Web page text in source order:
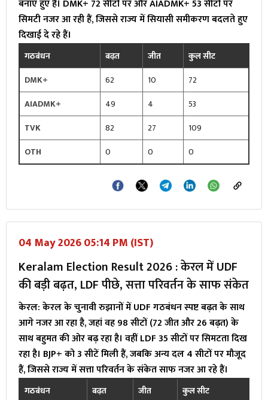
बनाए हुए है। DMK+ 72 सीटों पर और AIADMK+ 53 सीटों पर
सिमटी नजर आ रही हैं, जिससे राज्य में सियासी समीकरण बदलते हुए
दिखाई दे रहे हैं।
गठबंधन बढ़त जीत
कुल सीट
DMK+
62 10
72
AIADMK+
49 4
53
TVK
82 27
109
OTH
0 0 0
04 May 2026 05:14 PM (IST)
Keralam Election Result 2026 : केरल में UDF
की बड़ी बढ़त, LDF पीछे, सत्ता परिवर्तन के साफ संकेत
केरल: केरल के चुनावी रुझानों में UDF गठबंधन स्पष्ट बढ़त के साथ
आगे नजर आ रहा है, जहां वह 98 सीटों (72 जीत और 26 बढ़त) के
साथ बहुमत की ओर बढ़ रहा है। वहीं LDF 35 सीटों पर सिमटता दिख
रहा है। BJP+ को 3 सीटें मिली हैं, जबकि अन्य दल 4 सीटों पर मौजूद
हैं, जिससे राज्य में सत्ता परिवर्तन के संकेत साफ नजर आ रहे हैं।
गठबंधन बढ़त जीत
कुल सीट